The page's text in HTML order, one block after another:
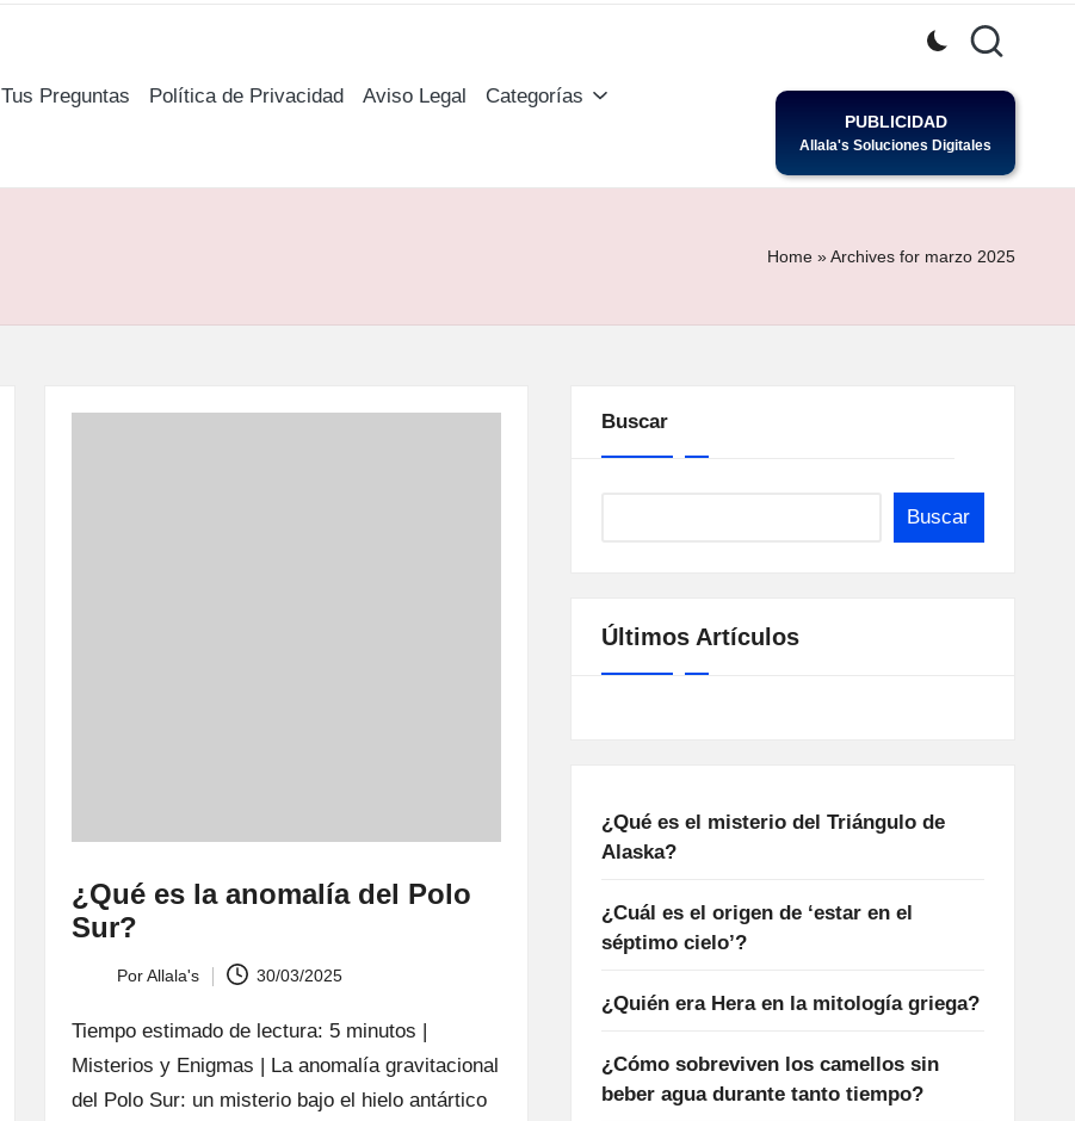
Tus Preguntas Política de Privacidad Aviso Legal Categorías
PUBLICIDAD
Allala's Soluciones Digitales
Home »Archives for marzo 2025
¿Qué es la anomalía del Polo
Sur?
PorAllala's 30/03/2025
Tiempo estimado de lectura: 5 minutos |
Misterios y Enigmas | La anomalía gravitacional
del Polo Sur: un misterio bajo el hielo antártico
Buscar
Buscar
Últimos Artículos
¿Qué es el misterio del Triángulo de
Alaska?
¿Cuál es el origen de ‘estar en el
séptimo cielo’?
¿Quién era Hera en la mitología griega?
¿Cómo sobreviven los camellos sin
beber agua durante tanto tiempo?